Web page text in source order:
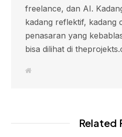
freelance, dan AI.
kadang reflektif, kadang
penasaran yang
bisa dilihat di
Related